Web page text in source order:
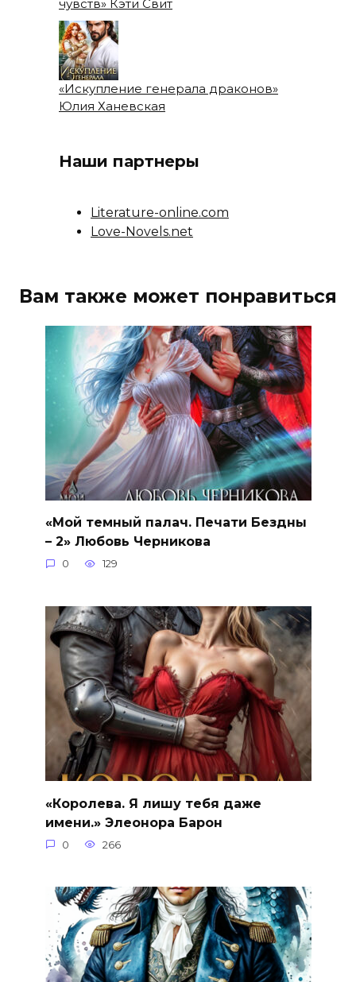
чувств» Кэти Свит
«Искупление генерала драконов»
Юлия Ханевская
Наши партнеры
Literature-online.com
Love-Novels.net
Вам также может понравиться
«Мой темный палач. Печати Бездны
– 2» Любовь Черникова
0 129
«Королева. Я лишу тебя даже
имени.» Элеонора Барон
0 266